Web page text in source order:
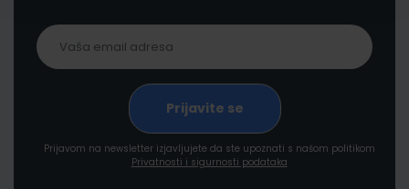
Prijavom na newsletter izjavljujete da ste upoznati s našom politikom
Privatnosti i sigurnosti podataka